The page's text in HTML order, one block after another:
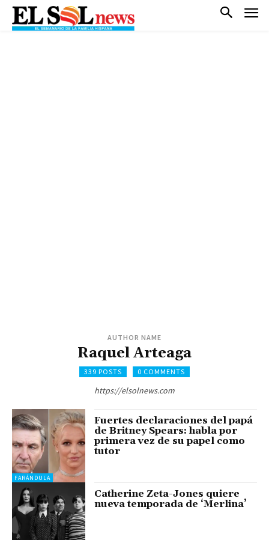
AUTHOR NAME
Raquel Arteaga
339 POSTS 0 COMMENTS
https://elsolnews.com
FARÁNDULA
Fuertes declaraciones del papá
de Britney Spears: habla por
primera vez de su papel como
tutor
Catherine Zeta-Jones quiere
nueva temporada de ‘Merlina’